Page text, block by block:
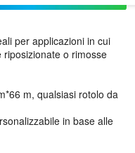
per applicazioni in cui
o rimosse
m, qualsiasi rotolo da
in base alle